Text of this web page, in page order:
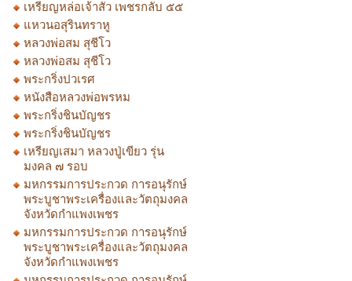
เหรียญหล่อเจ้าสัว เพชรกลับ ๕๕
แหวนอสุรินทราหู
หลวงพ่อสม สุชีโว
หลวงพ่อสม สุชีโว
พระกริ่งปวเรศ
หนังสือหลวงพ่อพรหม
พระกริ่งชินบัญชร
พระกริ่งชินบัญชร
เหรียญเสมา หลวงปู่เขียว รุ่น
มงคล ๗ รอบ
มหกรรมการประกวด การอนุรักษ์
พระบูชาพระเครื่องและวัตถุมงคล
จังหวัดกำแพงเพชร
มหกรรมการประกวด การอนุรักษ์
พระบูชาพระเครื่องและวัตถุมงคล
จังหวัดกำแพงเพชร